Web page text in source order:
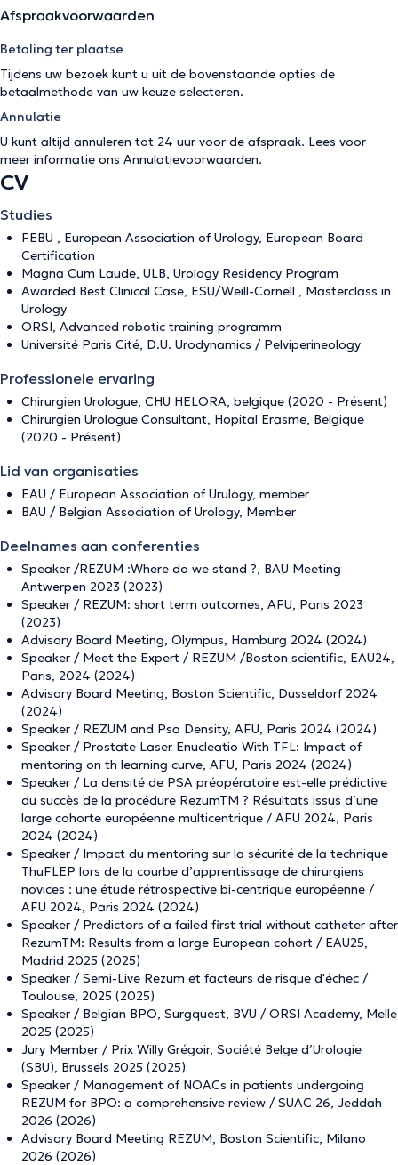
Afspraakvoorwaarden
Betaling ter plaatse
Tijdens uw bezoek kunt u uit de bovenstaande opties de
betaalmethode van uw keuze selecteren.
Annulatie
U kunt altijd annuleren tot 24 uur voor de afspraak. Lees voor
meer informatie ons Annulatievoorwaarden.
CV
Studies
FEBU , European Association of Urology, European Board
Certification
Magna Cum Laude, ULB, Urology Residency Program
Awarded Best Clinical Case, ESU/Weill-Cornell , Masterclass in
Urology
ORSI, Advanced robotic training programm
Université Paris Cité, D.U. Urodynamics / Pelviperineology
Professionele ervaring
Chirurgien Urologue, CHU HELORA, belgique (2020 - Présent)
Chirurgien Urologue Consultant, Hopital Erasme, Belgique
(2020 - Présent)
Lid van organisaties
EAU / European Association of Urulogy, member
BAU / Belgian Association of Urology, Member
Deelnames aan conferenties
Speaker /REZUM :Where do we stand ?, BAU Meeting
Antwerpen 2023 (2023)
Speaker / REZUM: short term outcomes, AFU, Paris 2023
(2023)
Advisory Board Meeting, Olympus, Hamburg 2024 (2024)
Speaker / Meet the Expert / REZUM /Boston scientific, EAU24,
Paris, 2024 (2024)
Advisory Board Meeting, Boston Scientific, Dusseldorf 2024
(2024)
Speaker / REZUM and Psa Density, AFU, Paris 2024 (2024)
Speaker / Prostate Laser Enucleatio With TFL: Impact of
mentoring on th learning curve, AFU, Paris 2024 (2024)
Speaker / La densité de PSA préopératoire est-elle prédictive
du succès de la procédure RezumTM ? Résultats issus d’une
large cohorte européenne multicentrique / AFU 2024, Paris
2024 (2024)
Speaker / Impact du mentoring sur la sécurité de la technique
ThuFLEP lors de la courbe d’apprentissage de chirurgiens
novices : une étude rétrospective bi-centrique européenne /
AFU 2024, Paris 2024 (2024)
Speaker / Predictors of a failed first trial without catheter after
RezumTM: Results from a large European cohort / EAU25,
Madrid 2025 (2025)
Speaker / Semi-Live Rezum et facteurs de risque d'échec /
Toulouse, 2025 (2025)
Speaker / Belgian BPO, Surgquest, BVU / ORSI Academy, Melle
2025 (2025)
Jury Member / Prix Willy Grégoir, Société Belge d’Urologie
(SBU), Brussels 2025 (2025)
Speaker / Management of NOACs in patients undergoing
REZUM for BPO: a comprehensive review / SUAC 26, Jeddah
2026 (2026)
Advisory Board Meeting REZUM, Boston Scientific, Milano
2026 (2026)